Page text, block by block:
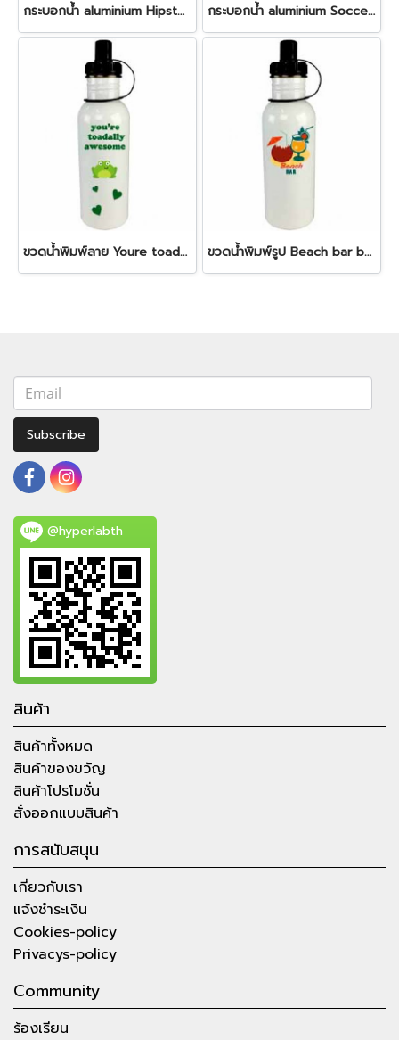
กระบอกน้ำ aluminium Hipster Bottle กระบอกน้ำ aluminium Soccer Bottle
ขวดน้ำพิมพ์ลาย Youre toadally awesome bottle ขวดน้ำพิมพ์รูป Beach bar bottle
Subscribe
@hyperlabth
สินค้า
สินค้าทั้งหมด
สินค้าของขวัญ
สินค้าโปรโมชั่น
สั่งออกแบบสินค้า
การสนับสนุน
เกี่ยวกับเรา
แจ้งชำระเงิน
Cookies-policy
Privacys-policy
Community
ร้องเรียน